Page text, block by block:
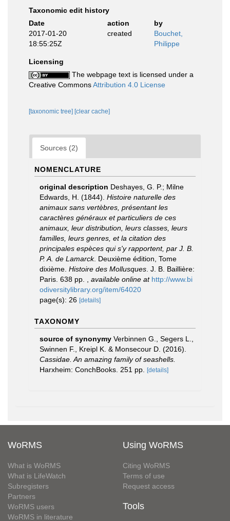
Taxonomic edit history
Date
action
by
2017-01-20
18:55:25Z
created
Bouchet,
Philippe
Licensing
The webpage text is licensed under a
Creative CommonsAttribution 4.0 License
[taxonomic tree] [clear cache]
Sources (2)
NOMENCLATURE
original description Deshayes, G. P.; Milne
Edwards, H. (1844). Histoire naturelle des
animaux sans vertèbres, présentant les
caractères généraux et particuliers de ces
animaux, leur distribution, leurs classes, leurs
familles, leurs genres, et la citation des
principales espèces qui s'y rapportent, par J. B.
P. A. de Lamarck. Deuxième édition, Tome
dixième. Histoire des Mollusques . J. B. Baillière:
Paris. 638 pp.
available online at http://www.bi
odiversitylibrary.org/item/64020
page(s): 26 [details]
TAXONOMY
source of synonymy Verbinnen G., Segers L.,
Swinnen F., Kreipl K. & Monsecour D. (2016).
Cassidae. An amazing family of seashells.
Harxheim: ConchBooks. 251 pp.
[details]
WoRMS
What is WoRMS
What is LifeWatch
Subregisters
Partners
WoRMS users
WoRMS in literature
Using WoRMS
Citing WoRMS
Terms of use
Request access
Tools